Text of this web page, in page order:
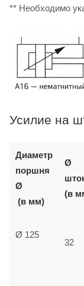
** Необходимо
Усилие на
Диаметр
поршня
Ø
(в мм)
Ø
(в
Ø 125
32